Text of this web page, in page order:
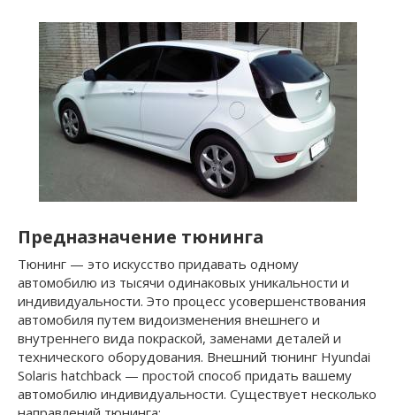
Предназначение тюнинга
Тюнинг — это искусство придавать одному
автомобилю из тысячи одинаковых уникальности и
индивидуальности. Это процесс усовершенствования
автомобиля путем видоизменения внешнего и
внутреннего вида покраской, заменами деталей и
технического оборудования. Внешний тюнинг Hyundai
Solaris hatchback — простой способ придать вашему
автомобилю индивидуальности. Существует несколько